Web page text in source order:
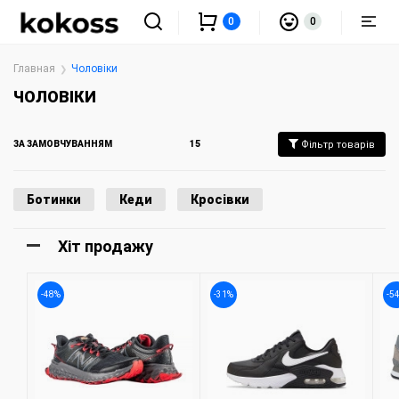
0 0
Главная Чоловіки
ЧОЛОВІКИ
ЗА ЗАМОВЧУВАННЯМ 15 Фільтр товарів
Ботинки Кеди Кросівки
Хіт продажу
-48% -31% -